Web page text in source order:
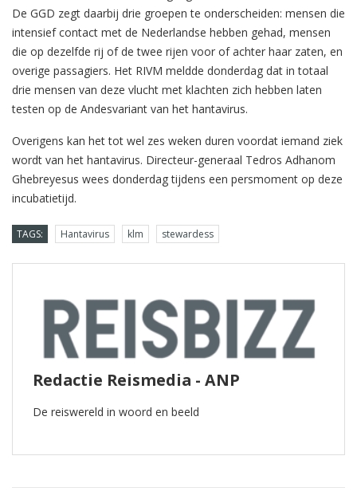
De GGD zegt daarbij drie groepen te onderscheiden: mensen die
intensief contact met de Nederlandse hebben gehad, mensen
die op dezelfde rij of de twee rijen voor of achter haar zaten, en
overige passagiers. Het RIVM meldde donderdag dat in totaal
drie mensen van deze vlucht met klachten zich hebben laten
testen op de Andesvariant van het hantavirus.
Overigens kan het tot wel zes weken duren voordat iemand ziek
wordt van het hantavirus. Directeur-generaal Tedros Adhanom
Ghebreyesus wees donderdag tijdens een persmoment op deze
incubatietijd.
TAGS: Hantavirus klm stewardess
Redactie Reismedia - ANP
De reiswereld in woord en beeld